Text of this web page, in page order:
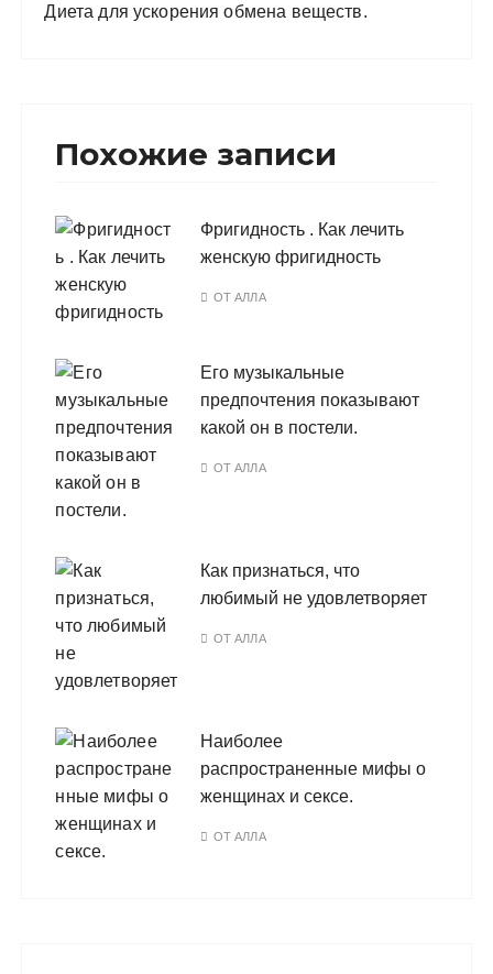
Диета для ускорения обмена веществ.
Похожие записи
Фригидность . Как лечить
женскую фригидность
ОТАЛЛА
Его музыкальные
предпочтения показывают
какой он в постели.
ОТАЛЛА
Как признаться, что
любимый не удовлетворяет
ОТАЛЛА
Наиболее
распространенные мифы о
женщинах и сексе.
ОТАЛЛА